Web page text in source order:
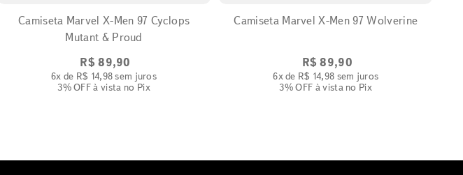
Camiseta Marvel X-Men 97 Cyclops
Mutant & Proud
R$ 89,90
6x de R$ 14,98sem juros
3% OFFà vista no Pix
Camiseta Marvel X-Men 97 Wolverine
R$ 89,90
6x de R$ 14,98 sem juros
3% OFF à vista no Pix